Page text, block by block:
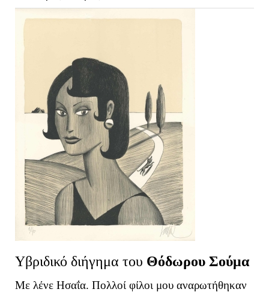
Υβριδικό διήγημα του Θόδωρου Σούμα
Με λένε Ησαΐα. Πολλοί φίλοι μου αναρωτήθηκαν